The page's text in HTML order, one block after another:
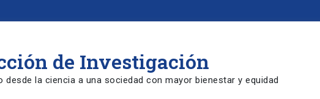
de Investigación
desde la ciencia a una sociedad con mayor bienestar y equidad